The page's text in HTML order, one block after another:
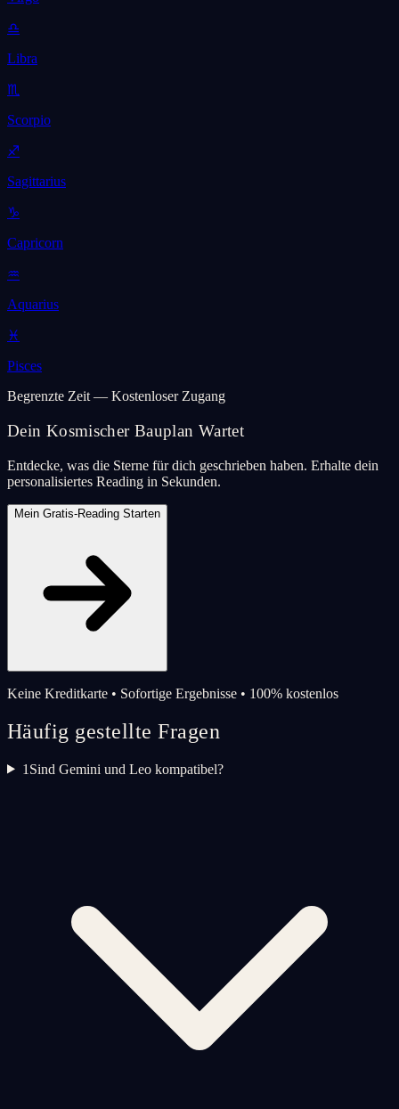
♎
Libra
♏
Scorpio
♐
Sagittarius
♑
Capricorn
♒
Aquarius
♓
Pisces
Begrenzte Zeit — Kostenloser Zugang
Dein Kosmischer Bauplan Wartet
Entdecke, was die Sterne für dich geschrieben haben. Erhalte dein
personalisiertes Reading in Sekunden.
Mein Gratis-Reading Starten
Keine Kreditkarte • Sofortige Ergebnisse • 100% kostenlos
Häufig gestellte Fragen
1 Sind Gemini und Leo kompatibel?